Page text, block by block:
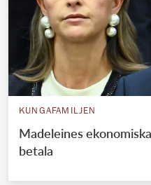
KUNGAFAMILJEN
Madeleines
betala